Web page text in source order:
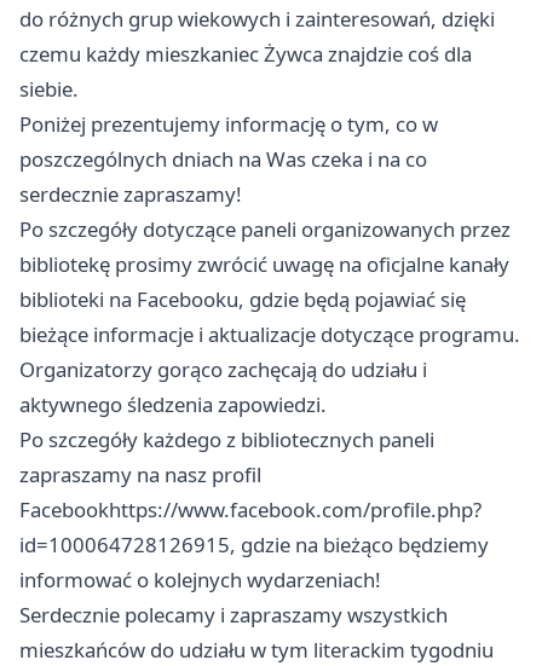
do różnych grup wiekowych i zainteresowań, dzięki
czemu każdy mieszkaniec Żywca znajdzie coś dla
siebie.
Poniżej prezentujemy informację o tym, co w
poszczególnych dniach na Was czeka i na co
serdecznie zapraszamy!
Po szczegóły dotyczące paneli organizowanych przez
bibliotekę prosimy zwrócić uwagę na oficjalne kanały
biblioteki na Facebooku, gdzie będą pojawiać się
bieżące informacje i aktualizacje dotyczące programu.
Organizatorzy gorąco zachęcają do udziału i
aktywnego śledzenia zapowiedzi.
Po szczegóły każdego z bibliotecznych paneli
zapraszamy na nasz profil
Facebookhttps://www.facebook.com/profile.php?
id=100064728126915, gdzie na bieżąco będziemy
informować o kolejnych wydarzeniach!
Serdecznie polecamy i zapraszamy wszystkich
mieszkańców do udziału w tym literackim tygodniu